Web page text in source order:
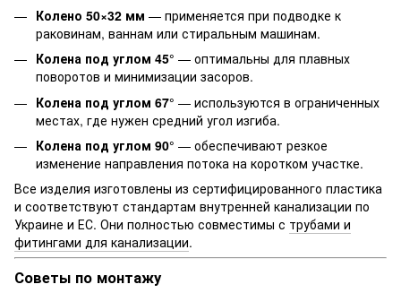
Колено 50×32 мм — применяется при подводке к
раковинам, ваннам или стиральным машинам.
Колена под углом 45° — оптимальны для плавных
поворотов и минимизации засоров.
Колена под углом 67° — используются в ограниченных
местах, где нужен средний угол изгиба.
Колена под углом 90° — обеспечивают резкое
изменение направления потока на коротком участке.
Все изделия изготовлены из сертифицированного пластика
и соответствуют стандартам внутренней канализации по
Украине и ЕС. Они полностью совместимы с трубами и
фитингами для канализации.
Советы по монтажу